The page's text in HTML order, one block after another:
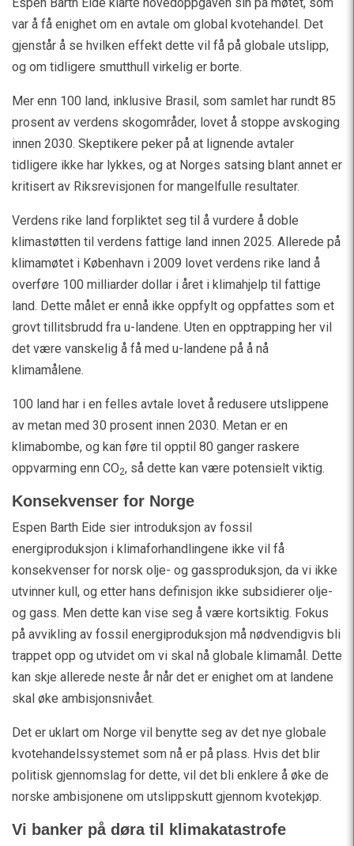
Espen Barth Eide klarte hovedoppgaven sin på møtet, som
var å få enighet om en avtale om global kvotehandel. Det
gjenstår å se hvilken effekt dette vil få på globale utslipp,
og om tidligere smutthull virkelig er borte.
Mer enn 100 land, inklusive Brasil, som samlet har rundt 85
prosent av verdens skogområder, lovet å stoppe avskoging
innen 2030. Skeptikere peker på at lignende avtaler
tidligere ikke har lykkes, og at Norges satsing blant annet er
kritisert av Riksrevisjonen for mangelfulle resultater.
Verdens rike land forpliktet seg til å vurdere å doble
klimastøtten til verdens fattige land innen 2025. Allerede på
klimamøtet i København i 2009 lovet verdens rike land å
overføre 100 milliarder dollar i året i klimahjelp til fattige
land. Dette målet er ennå ikke oppfylt og oppfattes som et
grovt tillitsbrudd fra u-landene. Uten en opptrapping her vil
det være vanskelig å få med u-landene på å nå
klimamålene.
100 land har i en felles avtale lovet å redusere utslippene
av metan med 30 prosent innen 2030. Metan er en
klimabombe, og kan føre til opptil 80 ganger raskere
oppvarming enn CO2, så dette kan være potensielt viktig.
Konsekvenser for Norge
Espen Barth Eide sier introduksjon av fossil
energiproduksjon i klimaforhandlingene ikke vil få
konsekvenser for norsk olje- og gassproduksjon, da vi ikke
utvinner kull, og etter hans definisjon ikke subsidierer olje-
og gass. Men dette kan vise seg å være kortsiktig. Fokus
på avvikling av fossil energiproduksjon må nødvendigvis bli
trappet opp og utvidet om vi skal nå globale klimamål. Dette
kan skje allerede neste år når det er enighet om at landene
skal øke ambisjonsnivået.
Det er uklart om Norge vil benytte seg av det nye globale
kvotehandelssystemet som nå er på plass. Hvis det blir
politisk gjennomslag for dette, vil det bli enklere å øke de
norske ambisjonene om utslippskutt gjennom kvotekjøp.
Vi banker på døra til klimakatastrofe